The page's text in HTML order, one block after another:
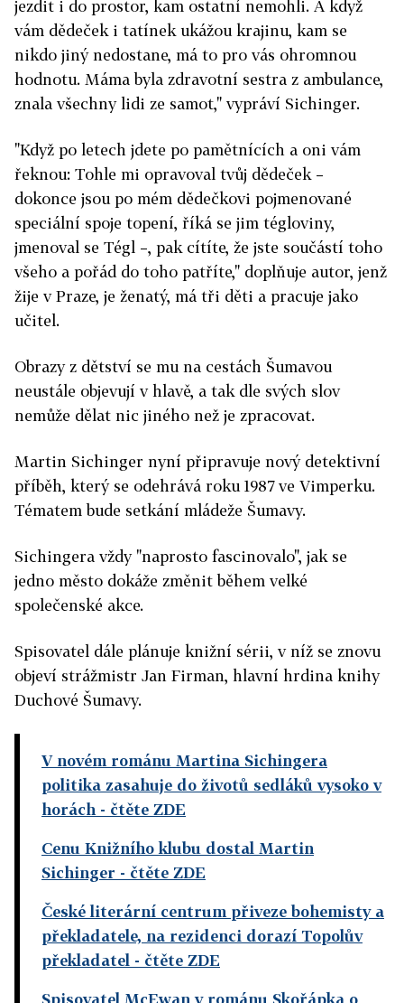
jezdit i do prostor, kam ostatní nemohli. A když
vám dědeček i tatínek ukážou krajinu, kam se
nikdo jiný nedostane, má to pro vás ohromnou
hodnotu. Máma byla zdravotní sestra z ambulance,
znala všechny lidi ze samot," vypráví Sichinger.
"Když po letech jdete po pamětnících a oni vám
řeknou: Tohle mi opravoval tvůj dědeček –
dokonce jsou po mém dědečkovi pojmenované
speciální spoje topení, říká se jim tégloviny,
jmenoval se Tégl –, pak cítíte, že jste součástí toho
všeho a pořád do toho patříte," doplňuje autor, jenž
žije v Praze, je ženatý, má tři děti a pracuje jako
učitel.
Obrazy z dětství se mu na cestách Šumavou
neustále objevují v hlavě, a tak dle svých slov
nemůže dělat nic jiného než je zpracovat.
Martin Sichinger nyní připravuje nový detektivní
příběh, který se odehrává roku 1987 ve Vimperku.
Tématem bude setkání mládeže Šumavy.
Sichingera vždy "naprosto fascinovalo", jak se
jedno město dokáže změnit během velké
společenské akce.
Spisovatel dále plánuje knižní sérii, v níž se znovu
objeví strážmistr Jan Firman, hlavní hrdina knihy
Duchové Šumavy.
V novém románu Martina Sichingera
politika zasahuje do životů sedláků vysoko v
horách - čtěte ZDE
Cenu Knižního klubu dostal Martin
Sichinger - čtěte ZDE
České literární centrum přiveze bohemisty a
překladatele, na rezidenci dorazí Topolův
překladatel - čtěte ZDE
Spisovatel McEwan v románu Skořápka o